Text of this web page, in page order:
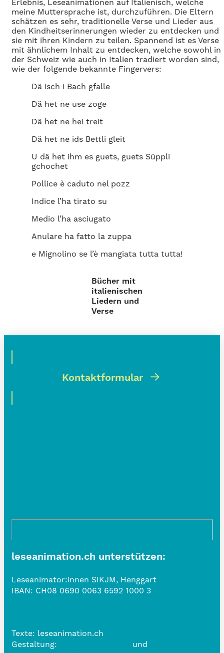
Erlebnis, Leseanimationen auf Italienisch, welche
meine Muttersprache ist, durchzuführen. Die Eltern
schätzen es sehr, traditionelle Verse und Lieder aus
den Kindheitserinnerungen wieder zu entdecken und
sie mit ihren Kindern zu teilen. Spannend ist es Verse
mit ähnlichem Inhalt zu entdecken, welche sowohl in
der Schweiz wie auch in Italien tradiert worden sind,
wie der folgende bekannte Fingervers:
Dä isch i Bach gfalle
Dä het ne use zoge
Dä het ne hei treit
Dä het ne ids Bettli gleit
U dä het ihm es guets, guets Süppli
gchochet
Pollice è caduto nel pozz
Indice l’ha tirato su
Medio l’ha asciugato
Anulare ha fatto la zuppa
e Mignolino se l’è mangiata tutta tutta!
Bücher mit
italienischen
Liedern und
Verse
Kontaktformular
leseanimation.ch unterstützen:
Leseanimator:innen SIKJM, Henggart
IBAN: CH08 0690 0063 6592 1000 3
Texte: leseanimation.ch
Gestaltung:
und